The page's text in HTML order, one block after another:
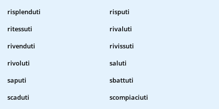
risplenduti
risputi
ritessuti
rivaluti
rivenduti
rivissuti
rivoluti
saluti
saputi
sbattuti
scaduti
scompiaciuti